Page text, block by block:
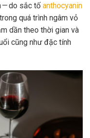
— do sắc tố anthocyanin
quá trình ngâm vỏ
dần theo thời gian và
cũng như đặc tính